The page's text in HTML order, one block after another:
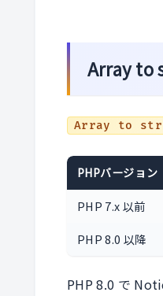
Array to
Array to
PHPバージョン
PHP 7.x 以前
PHP 8.0 以降
PHP 8.0 で